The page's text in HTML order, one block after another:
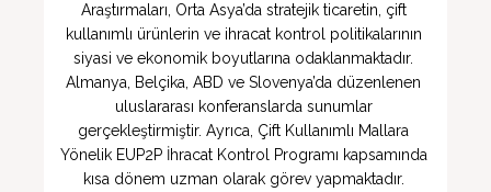
Araştırmaları, Orta Asya’da stratejik ticaretin, çift
kullanımlı ürünlerin ve ihracat kontrol politikalarının
siyasi ve ekonomik boyutlarına odaklanmaktadır.
Almanya, Belçika, ABD ve Slovenya’da düzenlenen
uluslararası konferanslarda sunumlar
gerçekleştirmiştir. Ayrıca, Çift Kullanımlı Mallara
Yönelik EUP2P İhracat Kontrol Programı kapsamında
kısa dönem uzman olarak görev yapmaktadır.